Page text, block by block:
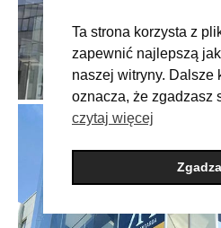
Ta strona korzysta z
zapewnić najlepszą
naszej witryny. Dalsze
oznacza, że zgadzasz
czytaj więcej